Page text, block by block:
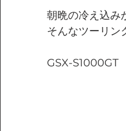
朝晩の冷え込み
そんなツーリン
GSX-S1000GT